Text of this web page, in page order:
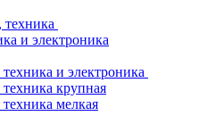
и электроника
и электроника
крупная
мелкая